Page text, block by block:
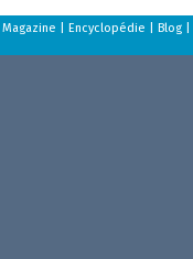
Magazine Encyclopédie Blog|